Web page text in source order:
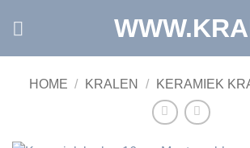
HOME / KRALEN / KERAMIEK